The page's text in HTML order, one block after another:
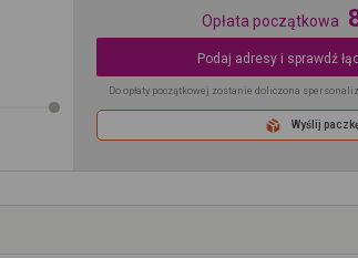
Opłata początkowa
Podaj adresy i sprawdź
Do opłaty początkowej zostanie doliczona
Wyślij